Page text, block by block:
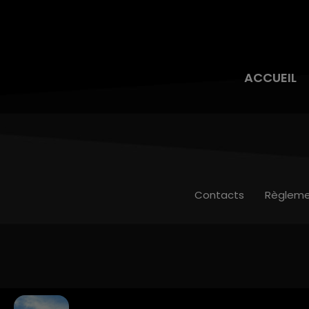
ACCUEIL
Contacts